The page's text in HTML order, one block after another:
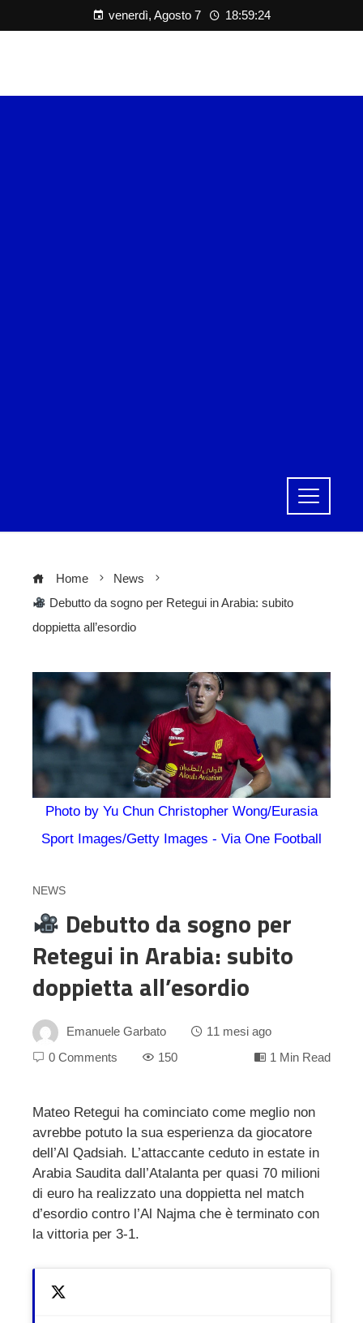
venerdì, Agosto 7 18:59:24
Home
News
Debutto da sogno per Retegui in Arabia: subito
doppietta all’esordio
Photo by Yu Chun Christopher Wong/Eurasia
Sport Images/Getty Images - Via One Football
NEWS
Debutto da sogno per
Retegui in Arabia: subito
doppietta all’esordio
Emanuele Garbato
11 mesi ago
0 Comments
150 1 Min Read
Mateo Retegui ha cominciato come meglio non
avrebbe potuto la sua esperienza da giocatore
dell’Al Qadsiah. L’attaccante ceduto in estate in
Arabia Saudita dall’Atalanta per quasi 70 milioni
di euro ha realizzato una doppietta nel match
d’esordio contro l’Al Najma che è terminato con
la vittoria per 3-1.